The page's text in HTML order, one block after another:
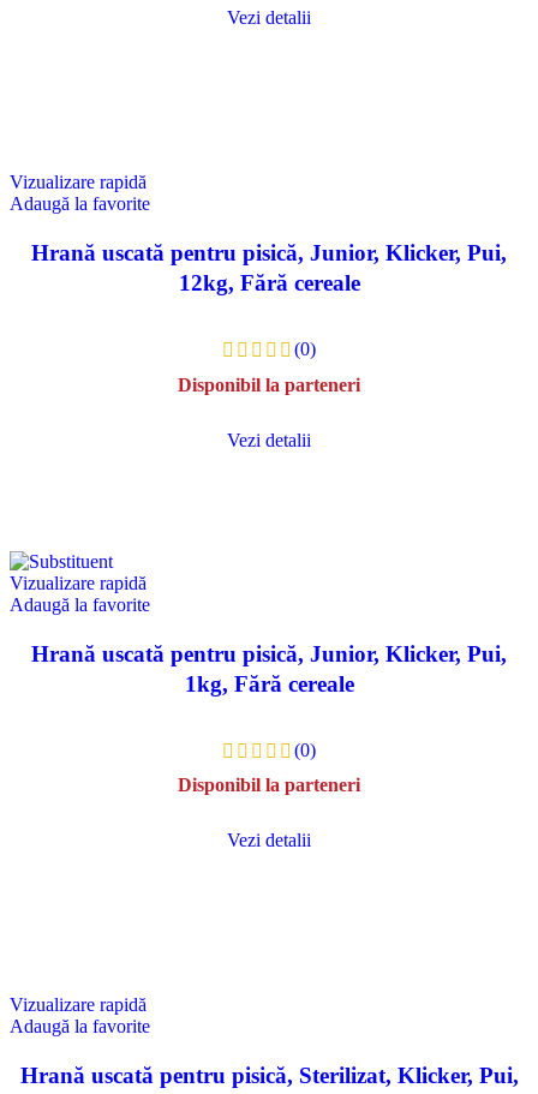
Vezi detalii
Vizualizare rapidă
Adaugă la favorite
Hrană uscată pentru pisică, Junior, Klicker, Pui,
12kg, Fără cereale
(0)
Disponibil la parteneri
Vezi detalii
Vizualizare rapidă
Adaugă la favorite
Hrană uscată pentru pisică, Junior, Klicker, Pui,
1kg, Fără cereale
(0)
Disponibil la parteneri
Vezi detalii
Vizualizare rapidă
Adaugă la favorite
Hrană uscată pentru pisică, Sterilizat, Klicker, Pui,